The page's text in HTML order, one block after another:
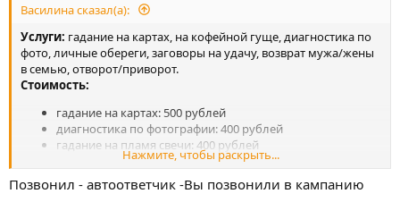
Василина сказал(а):
Услуги: гадание на картах, на кофейной гуще, диагностика по
фото, личные обереги, заговоры на удачу, возврат мужа/жены
в семью, отворот/приворот.
Стоимость:
гадание на картах: 500 рублей
диагностика по фотографии: 400 рублей
гадание на пламя свечи: 400 рублей
гадание на кофейной гуще: 500 рублей
приворот: цена зависит от ситуации
Нажмите, чтобы раскрыть...
Позвонил - автоответчик -Вы позвонили в кампанию